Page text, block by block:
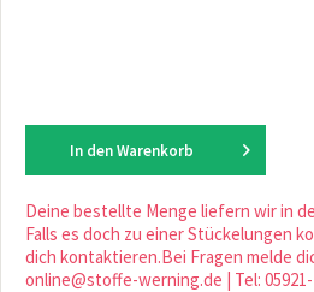
In den Warenkorb
Deine bestellte Menge liefern wir in
Falls es doch zu einer Stückelungen
dich kontaktieren.Bei Fragen melde
online@stoffe-werning.de | Tel: 05921-